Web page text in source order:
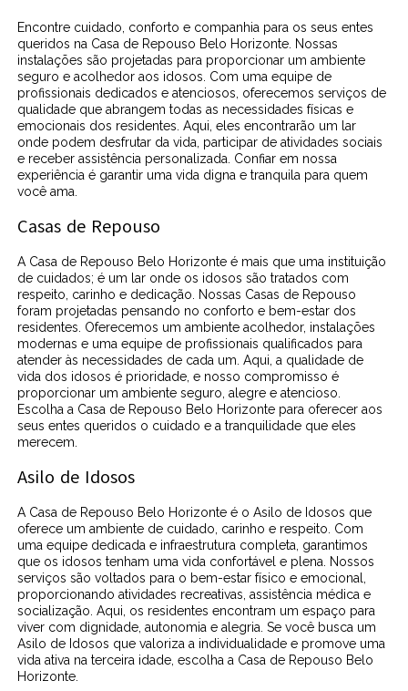
Encontre cuidado, conforto e companhia para os seus entes
queridos na Casa de Repouso Belo Horizonte. Nossas
instalações são projetadas para proporcionar um ambiente
seguro e acolhedor aos idosos. Com uma equipe de
profissionais dedicados e atenciosos, oferecemos serviços de
qualidade que abrangem todas as necessidades físicas e
emocionais dos residentes. Aqui, eles encontrarão um lar
onde podem desfrutar da vida, participar de atividades sociais
e receber assistência personalizada. Confiar em nossa
experiência é garantir uma vida digna e tranquila para quem
você ama.
Casas de Repouso
A Casa de Repouso Belo Horizonte é mais que uma instituição
de cuidados; é um lar onde os idosos são tratados com
respeito, carinho e dedicação. Nossas Casas de Repouso
foram projetadas pensando no conforto e bem-estar dos
residentes. Oferecemos um ambiente acolhedor, instalações
modernas e uma equipe de profissionais qualificados para
atender às necessidades de cada um. Aqui, a qualidade de
vida dos idosos é prioridade, e nosso compromisso é
proporcionar um ambiente seguro, alegre e atencioso.
Escolha a Casa de Repouso Belo Horizonte para oferecer aos
seus entes queridos o cuidado e a tranquilidade que eles
merecem.
Asilo de Idosos
A Casa de Repouso Belo Horizonte é o Asilo de Idosos que
oferece um ambiente de cuidado, carinho e respeito. Com
uma equipe dedicada e infraestrutura completa, garantimos
que os idosos tenham uma vida confortável e plena. Nossos
serviços são voltados para o bem-estar físico e emocional,
proporcionando atividades recreativas, assistência médica e
socialização. Aqui, os residentes encontram um espaço para
viver com dignidade, autonomia e alegria. Se você busca um
Asilo de Idosos que valoriza a individualidade e promove uma
vida ativa na terceira idade, escolha a Casa de Repouso Belo
Horizonte.